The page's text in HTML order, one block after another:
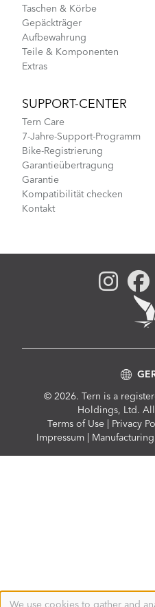
Taschen & Körbe
Gepäckträger
Aufbewahrung
Teile & Komponenten
Extras
SUPPORT-CENTER
Tern Care
7-Jahre-Support-Programm
Bike-Registrierung
Garantieübertragung
Garantie
Kompatibilität checken
Kontakt
© 2026. Tern is a
Holdings, Ltd.
Compliance
Menu
Terms of Use Privacy
Impressum
We use cookies to gather and